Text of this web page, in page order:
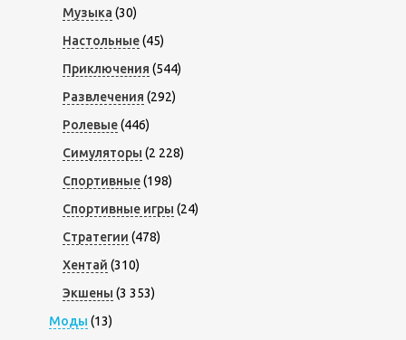
Музыка (30)
Настольные(45)
Приключения (544)
Развлечения (292)
Ролевые(446)
Симуляторы (2 228)
Спортивные(198)
Спортивные игры (24)
Стратегии (478)
Хентай (310)
Экшены (3 353)
Моды (13)